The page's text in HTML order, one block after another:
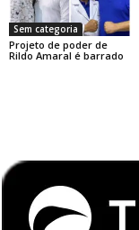
Sem categoria
Projeto de poder de
Rildo Amaral é barrado